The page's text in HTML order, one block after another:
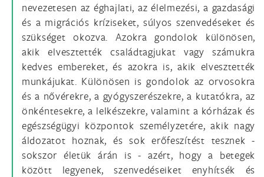
nevezetesen az éghajlati, az élelmezési, a gazdasági
és a migrációs kríziseket, súlyos szenvedéseket és
szükséget okozva. Azokra gondolok különösen,
akik elvesztették családtagjukat vagy számukra
kedves embereket, és azokra is, akik elvesztették
munkájukat. Különösen is gondolok az orvosokra
és a nővérekre, a gyógyszerészekre, a kutatókra, az
önkéntesekre, a lelkészekre, valamint a kórházak és
egészségügyi központok személyzetére, akik nagy
áldozatot hoznak, és sok erőfeszítést tesznek -
sokszor életük árán is - azért, hogy a betegek
között legyenek, szenvedéseiket enyhítsék és